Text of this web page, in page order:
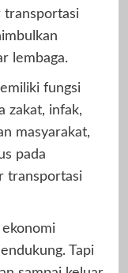
transportasi
lembaga.
fungsi
zakat, infak,
masyarakat,
pada
transportasi
Tapi